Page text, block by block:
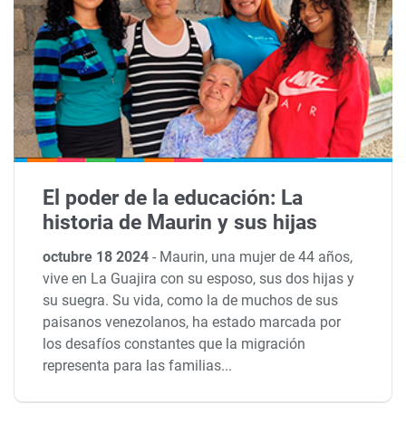
El poder de la educación: La
historia de Maurin y sus hijas
octubre 18 2024- Maurin, una mujer de 44 años,
vive en La Guajira con su esposo, sus dos hijas y
su suegra. Su vida, como la de muchos de sus
paisanos venezolanos, ha estado marcada por
los desafíos constantes que la migración
representa para las familias...